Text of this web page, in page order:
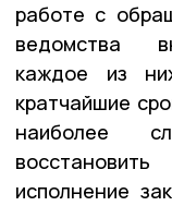
работе с
ведомства
каждое из
кратчайшие
наиболее
восстановить
исполнение